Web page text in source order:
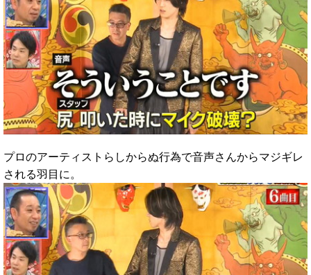
プロのアーティストらしからぬ行為で音声さんからマジギレ
される羽目に。